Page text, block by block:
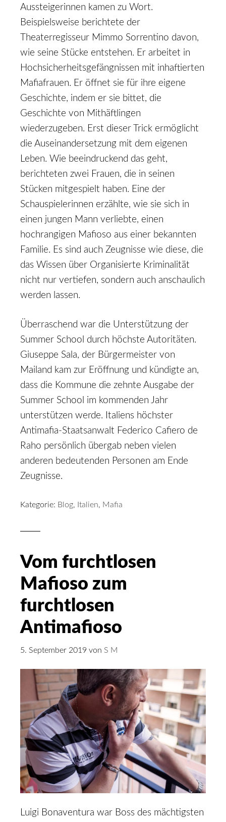
Aussteigerinnen kamen zu Wort.
Beispielsweise berichtete der
Theaterregisseur Mimmo Sorrentino davon,
wie seine Stücke entstehen. Er arbeitet in
Hochsicherheitsgefängnissen mit inhaftierten
Mafiafrauen. Er öffnet sie für ihre eigene
Geschichte, indem er sie bittet, die
Geschichte von Mithäftlingen
wiederzugeben. Erst dieser Trick ermöglicht
die Auseinandersetzung mit dem eigenen
Leben. Wie beeindruckend das geht,
berichteten zwei Frauen, die in seinen
Stücken mitgespielt haben. Eine der
Schauspielerinnen erzählte, wie sie sich in
einen jungen Mann verliebte, einen
hochrangigen Mafioso aus einer bekannten
Familie. Es sind auch Zeugnisse wie diese, die
das Wissen über Organisierte Kriminalität
nicht nur vertiefen, sondern auch anschaulich
werden lassen.
Überraschend war die Unterstützung der
Summer School durch höchste Autoritäten.
Giuseppe Sala, der Bürgermeister von
Mailand kam zur Eröffnung und kündigte an,
dass die Kommune die zehnte Ausgabe der
Summer School im kommenden Jahr
unterstützen werde. Italiens höchster
Antimafia-Staatsanwalt Federico Cafiero de
Raho persönlich übergab neben vielen
anderen bedeutenden Personen am Ende
Zeugnisse.
Kategorie: Blog, Italien, Mafia
Vom furchtlosen
Mafioso zum
furchtlosen
Antimafioso
5. September 2019 von S M
Luigi Bonaventura war Boss des mächtigsten